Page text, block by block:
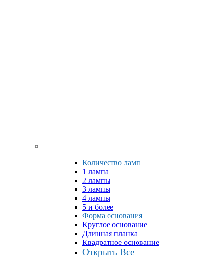
Количество ламп
1 лампа
2 лампы
3 лампы
4 лампы
5 и более
Форма основания
Круглое основание
Длинная планка
Квадратное основание
Открыть Все